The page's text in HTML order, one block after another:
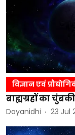
विज्ञान एवं
बाह्यग्रहों का
Dayanidhi 23 Jul